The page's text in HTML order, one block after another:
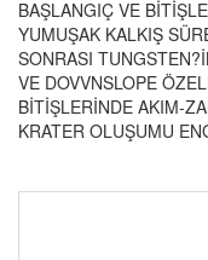
BAŞLANGIÇ VE
YUMUŞAK KALKIŞ
SONRASI
VE DOVVNSLOPE
BİTİŞLERİNDE AKIM-
KRATER OLUŞUMU